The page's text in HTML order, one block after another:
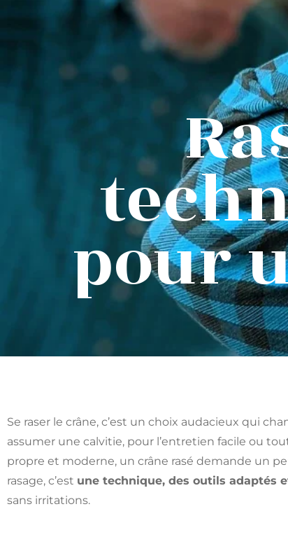
pour
Se raser le crâne, c’est un choix audacieux qui
assumer une calvitie, pour l’entretien facile ou
propre et moderne, un crâne rasé demande un
rasage, c’est une technique, des outils adaptés
sans irritations.